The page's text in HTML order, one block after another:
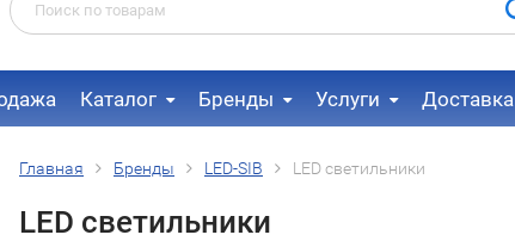
Каталог Бренды Услуги Доставка
Главная Бренды LED-SIB LED светильники
LED светильники